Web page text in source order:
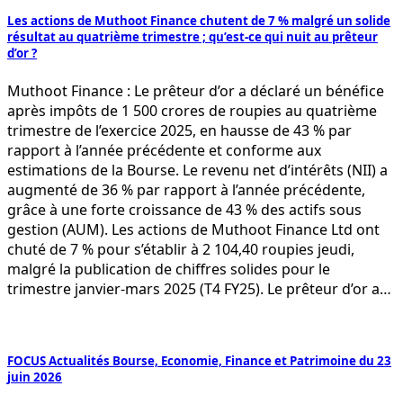
Les actions de Muthoot Finance chutent de 7 % malgré un solide
résultat au quatrième trimestre ; qu’est-ce qui nuit au prêteur
d’or ?
Muthoot Finance : Le prêteur d’or a déclaré un bénéfice
après impôts de 1 500 crores de roupies au quatrième
trimestre de l’exercice 2025, en hausse de 43 % par
rapport à l’année précédente et conforme aux
estimations de la Bourse. Le revenu net d’intérêts (NII) a
augmenté de 36 % par rapport à l’année précédente,
grâce à une forte croissance de 43 % des actifs sous
gestion (AUM). Les actions de Muthoot Finance Ltd ont
chuté de 7 % pour s’établir à 2 104,40 roupies jeudi,
malgré la publication de chiffres solides pour le
trimestre janvier-mars 2025 (T4 FY25). Le prêteur d’or a…
FOCUS Actualités Bourse, Economie, Finance et Patrimoine du 23
juin 2026